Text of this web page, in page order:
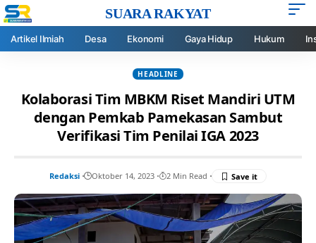
SUARA RAKYAT
Artikel Ilmiah Desa Ekonomi Gaya Hidup Hukum
HEADLINE
Kolaborasi Tim MBKM Riset Mandiri UTM
dengan Pemkab Pamekasan Sambut
Verifikasi Tim Penilai IGA 2023
Redaksi Oktober 14, 2023 2 Min Read